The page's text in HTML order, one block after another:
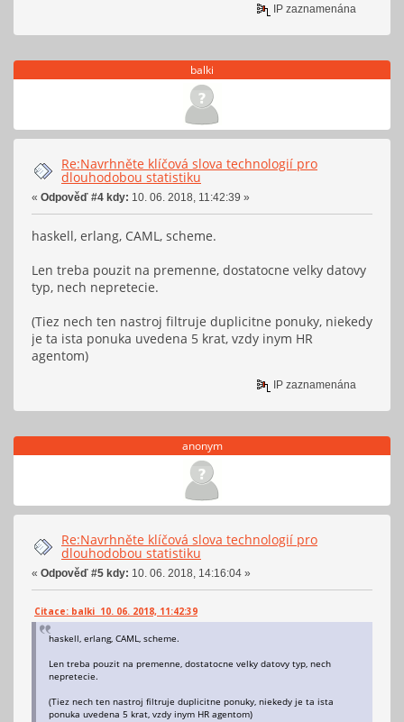
IP zaznamenána
balki
Re:Navrhněte klíčová slova technologií pro
dlouhodobou statistiku
« Odpověď #4 kdy: 10. 06. 2018, 11:42:39 »
haskell, erlang, CAML, scheme.
Len treba pouzit na premenne, dostatocne velky datovy
typ, nech nepretecie.
(Tiez nech ten nastroj filtruje duplicitne ponuky, niekedy
je ta ista ponuka uvedena 5 krat, vzdy inym HR
agentom)
IP zaznamenána
anonym
Re:Navrhněte klíčová slova technologií pro
dlouhodobou statistiku
« Odpověď #5 kdy: 10. 06. 2018, 14:16:04 »
Citace: balki 10. 06. 2018, 11:42:39
haskell, erlang, CAML, scheme.
Len treba pouzit na premenne, dostatocne velky datovy typ, nech
nepretecie.
(Tiez nech ten nastroj filtruje duplicitne ponuky, niekedy je ta ista
ponuka uvedena 5 krat, vzdy inym HR agentom)